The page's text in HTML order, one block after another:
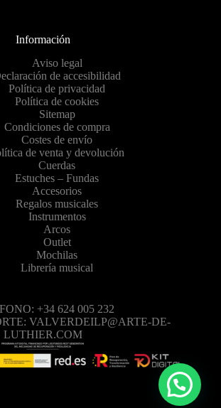
Información
Aviso legal
de accesibilidad
Política de privacidad
Política de cookies
Sitemap
Condiciones de compra
Costes de envío
de venta y devolución
Cuerdas
Estuches – Fundas
Accesorios
Regalos musicales
Instrumentos
Arcos
Outlet
Mochilas
Librería musical
+34 624 005 232
VALVERDEILP@ARTE-DE-
LUTHIER.COM